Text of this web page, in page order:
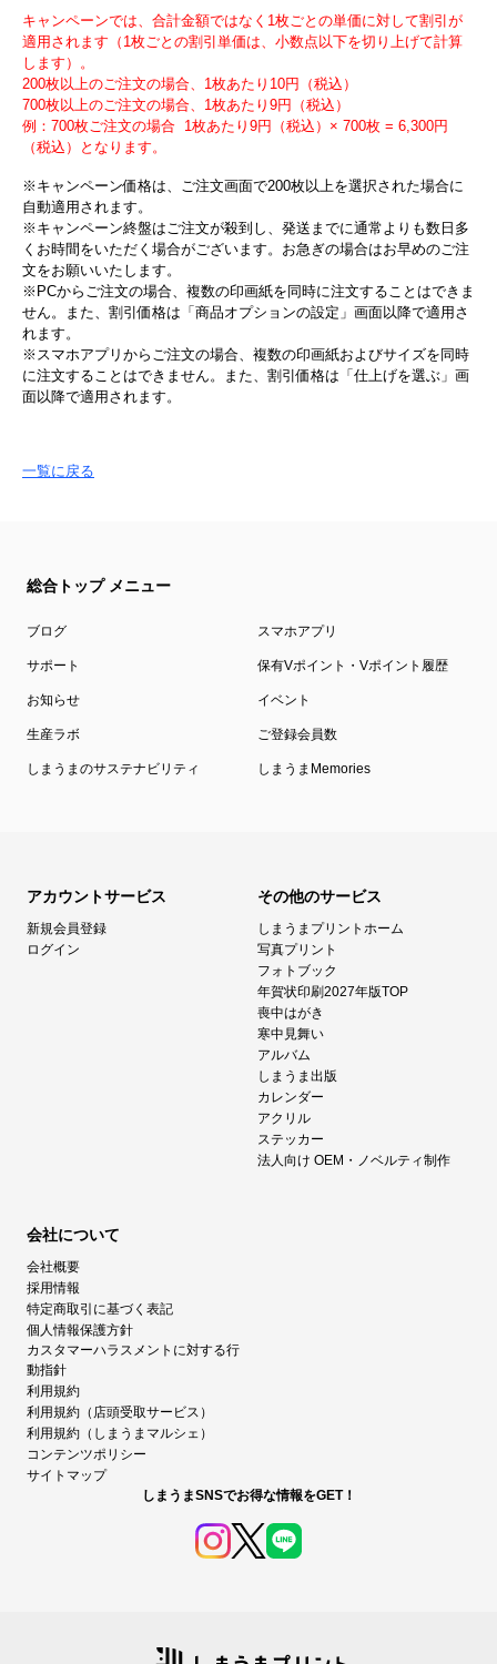
キャンペーンでは、合計金額ではなく1枚ごとの単価に対して割引が
適用されます（1枚ごとの割引単価は、小数点以下を切り上げて計算
します）。
200枚以上のご注文の場合、1枚あたり10円（税込）
700枚以上のご注文の場合、1枚あたり9円（税込）
例：700枚ご注文の場合 1枚あたり9円（税込）× 700枚 = 6,300円
（税込）となります。
※キャンペーン価格は、ご注文画面で200枚以上を選択された場合に
自動適用されます。
※キャンペーン終盤はご注文が殺到し、発送までに通常よりも数日多
くお時間をいただく場合がございます。お急ぎの場合はお早めのご注
文をお願いいたします。
※PCからご注文の場合、複数の印画紙を同時に注文することはできま
せん。また、割引価格は「商品オプションの設定」画面以降で適用さ
れます。
※スマホアプリからご注文の場合、複数の印画紙およびサイズを同時
に注文することはできません。また、割引価格は「仕上げを選ぶ」画
面以降で適用されます。
一覧に戻る
総合トップ メニュー
ブログ スマホアプリ
サポート 保有Vポイント・Vポイント履歴
お知らせ イベント
生産ラボ ご登録会員数
しまうまのサステナビリティ しまうまMemories
アカウントサービス
新規会員登録
ログイン
その他のサービス
しまうまプリントホーム
写真プリント
フォトブック
年賀状印刷2027年版TOP
喪中はがき
寒中見舞い
アルバム
しまうま出版
カレンダー
アクリル
ステッカー
法人向け OEM・ノベルティ制作
会社について
会社概要
採用情報
特定商取引に基づく表記
個人情報保護方針
カスタマーハラスメントに対する行
動指針
利用規約
利用規約（店頭受取サービス）
利用規約（しまうまマルシェ）
コンテンツポリシー
サイトマップ
しまうまSNSでお得な情報をGET！